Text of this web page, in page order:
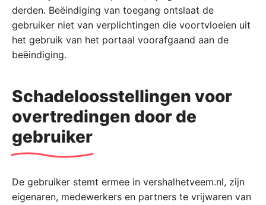
derden. Beëindiging van toegang ontslaat de
gebruiker niet van verplichtingen die voortvloeien uit
het gebruik van het portaal voorafgaand aan de
beëindiging.
Schadeloosstellingen voor
overtredingen door de
gebruiker
De gebruiker stemt ermee in vershalhetveem.nl, zijn
eigenaren, medewerkers en partners te vrijwaren van